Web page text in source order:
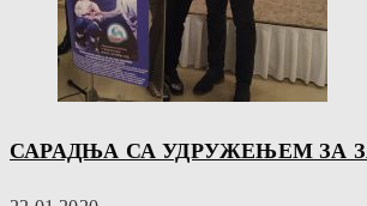
САРАДЊА СА УДРУЖЕЊЕМ ЗА